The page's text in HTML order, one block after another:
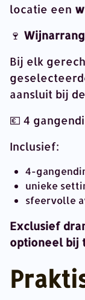
locatie een
🍷
Bij elk
aansluit bij
💶 4
Inclusief:
4-
unieke
sfeervolle
Exclusief
optioneel bij